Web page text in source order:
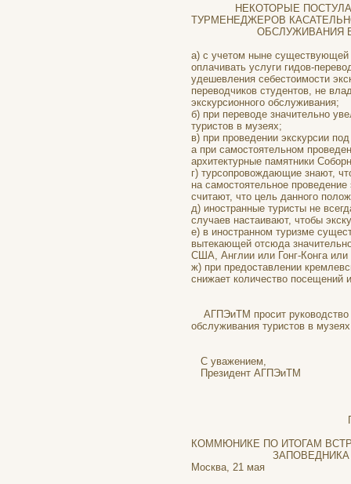
НЕКОТОРЫЕ ПОСТУЛАТЫ
ТУРМЕНЕДЖЕРОВ
ОБСЛУЖИВАНИЯ В
а) с учетом ныне существующей
оплачивать услуги гидов-
удешевления себестоимости
переводчиков студентов, не
экскурсионного обслуживания;
б) при переводе значительно
туристов в музеях;
в) при проведении экскурсии
а при самостоятельном
архитектурные памятники
г) турсопровождающие знают,
на самостоятельное
считают, что цель данного
д) иностранные туристы не
случаев настаивают, чтобы
е) в иностранном туризме
вытекающей отсюда
США, Англии или Гонг-Конга
ж) при предоставлении
снижает количество посещений
АГПЭиТМ просит руководство
обслуживания туристов в
С уважением,
Президент
КОММЮНИКЕ ПО ИТОГАМ
Москва, 21 мая